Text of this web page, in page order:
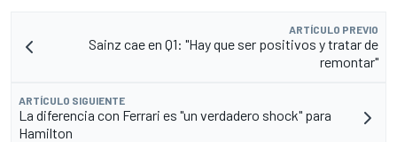
ARTÍCULO PREVIO
Sainz cae en Q1: "Hay que ser positivos y tratar de
remontar"
ARTÍCULO SIGUIENTE
La diferencia con Ferrari es "un verdadero shock" para
Hamilton